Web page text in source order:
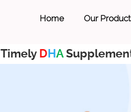
Home Our
Timely DHA